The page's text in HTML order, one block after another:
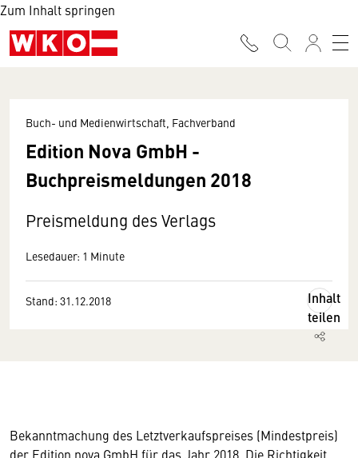
Zum Inhalt springen
Buch- und Medienwirtschaft, Fachverband
Edition Nova GmbH -
Buchpreismeldungen 2018
Preismeldung des Verlags
Lesedauer: 1 Minute
Stand: 31.12.2018
Inhalt
teilen
Bekanntmachung des Letztverkaufspreises (Mindestpreis)
der Edition nova GmbH für das Jahr 2018. Die Richtigkeit